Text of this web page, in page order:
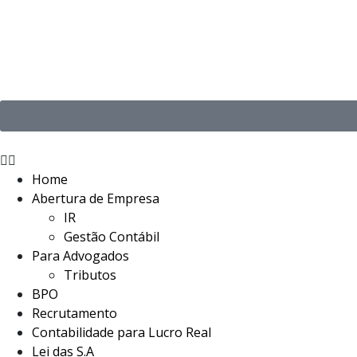
Home
Abertura de Empresa
IR
Gestão Contábil
Para Advogados
Tributos
BPO
Recrutamento
Contabilidade para Lucro Real
Lei das S.A